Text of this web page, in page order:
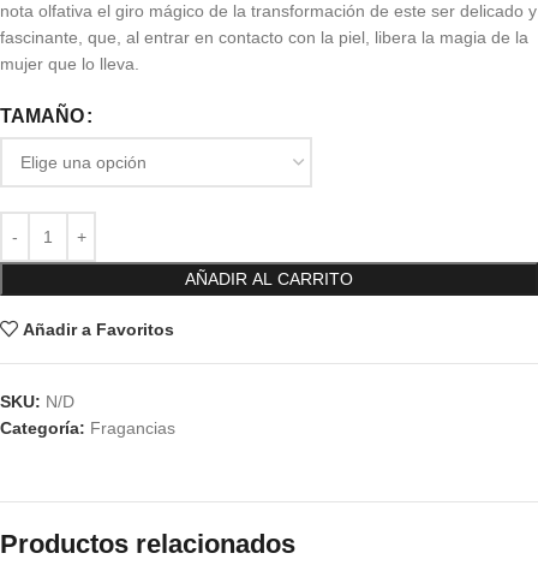
nota olfativa el giro mágico de la transformación de este ser delicado y
fascinante, que, al entrar en contacto con la piel, libera la magia de la
mujer que lo lleva.
TAMAÑO
AÑADIR AL CARRITO
Añadir a Favoritos
SKU: N/D
Categoría: Fragancias
Productos relacionados